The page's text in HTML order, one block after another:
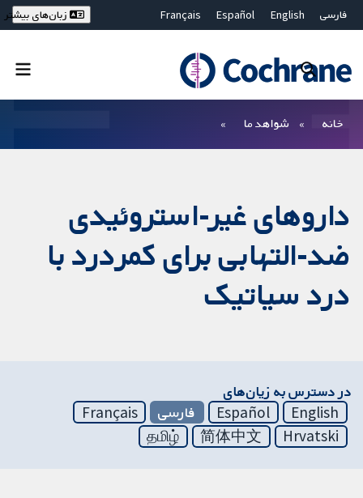
فارسی English
Español
Français
Bahasa Malaysia
ไทย
繁體中文
زبان‌های بیشتر
خانه شواهد ما
داروهای غیر-استروئیدی
ضد-التهابی برای کمردرد با
درد سیاتیک
در دسترس به زیان‌های
English
Español فارسی
Français
Hrvatski
简体中文
தமிழ்